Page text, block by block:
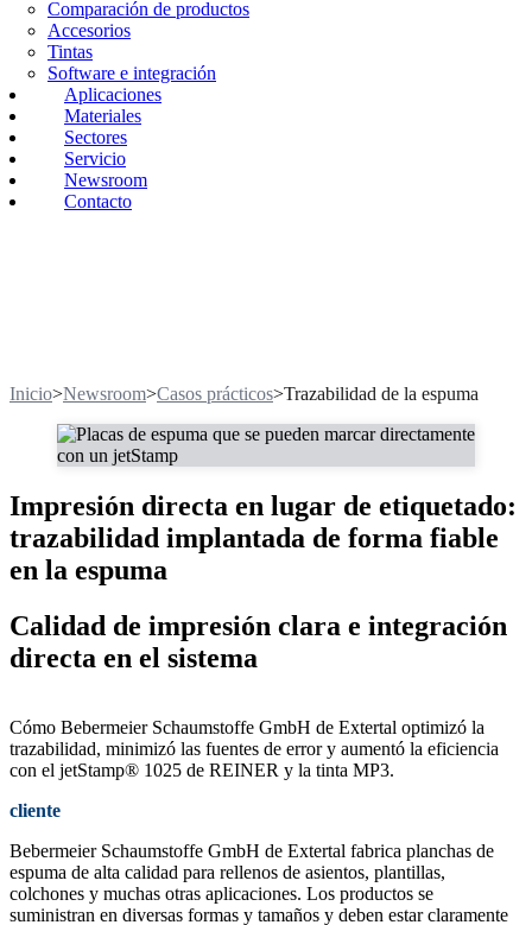
Comparación de productos
Accesorios
Tintas
Software e integración
Aplicaciones
Materiales
Sectores
Servicio
Newsroom
Contacto
Inicio>Newsroom>Casos prácticos>Trazabilidad de la espuma
Impresión directa en lugar de etiquetado:
trazabilidad implantada de forma fiable
en la espuma
Calidad de impresión clara e integración
directa en el sistema
Cómo Bebermeier Schaumstoffe GmbH de Extertal optimizó la
trazabilidad, minimizó las fuentes de error y aumentó la eficiencia
con el jetStamp® 1025 de REINER y la tinta MP3.
cliente
Bebermeier Schaumstoffe GmbH de Extertal fabrica planchas de
espuma de alta calidad para rellenos de asientos, plantillas,
colchones y muchas otras aplicaciones. Los productos se
suministran en diversas formas y tamaños y deben estar claramente